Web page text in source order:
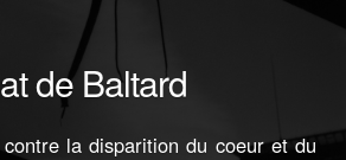
de Baltard
la disparition du coeur et du